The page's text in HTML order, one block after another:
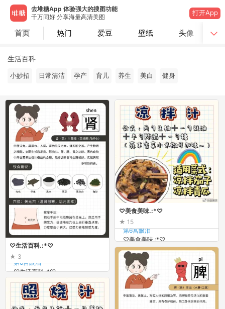
去堆糖App 体验强大的搜图功能
千万同好 分享海量高清美图
打开App
首页 热门 爱豆 壁纸 头像
生活百科
小妙招 日常清洁 孕产 育儿 养生 美白 健身
♡美食美味.:*♡
15
第6宫眼泪
♡美食美味.:*♡
♡生活百科.:*♡
3
第6宫眼泪
♡生活百科.:*♡